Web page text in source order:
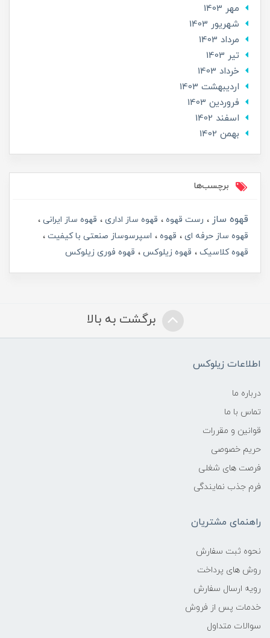
مهر 1403
شهریور 1403
مرداد 1403
تير 1403
خرداد 1403
ارديبهشت 1403
فروردین 1403
اسفند 1402
بهمن 1402
برچسب‌ها
قهوه ساز رست قهوه قهوه ساز اداری
قهوه ساز ایرانی
قهوه ساز حرفه ای
قهوه
اسپرسوساز صنعتی با کیفیت
قهوه کلاسیک
قهوه زیلوکس قهوه فوری زیلوکس
برگشت به بالا
اطلاعات زیلوکس
درباره ما
تماس با ما
قوانین و مقررات
حریم خصوصی
فرصت های شغلی
فرم جذب نمایندگی
راهنمای مشتریان
نحوه ثبت سفارش
روش های پرداخت
رویه ارسال سفارش
خدمات پس از فروش
سوالات متداول